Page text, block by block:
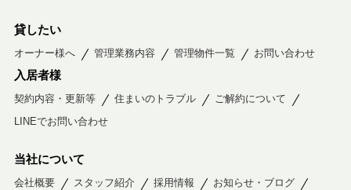
貸したい
オーナー様へ 管理業務内容 管理物件一覧 お問い合わせ
入居者様
契約内容・更新等 住まいのトラブル
ご解約について
LINEでお問い合わせ
当社について
会社概要 スタッフ紹介 採用情報
お知らせ・ブログ